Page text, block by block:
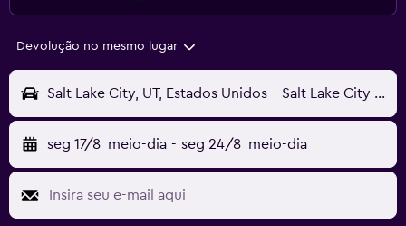
Devolução no mesmo lugar
Salt Lake City, UT, Estados Unidos - Salt Lake City (SLC)
seg 17/8 meio-dia - seg 24/8 meio-dia